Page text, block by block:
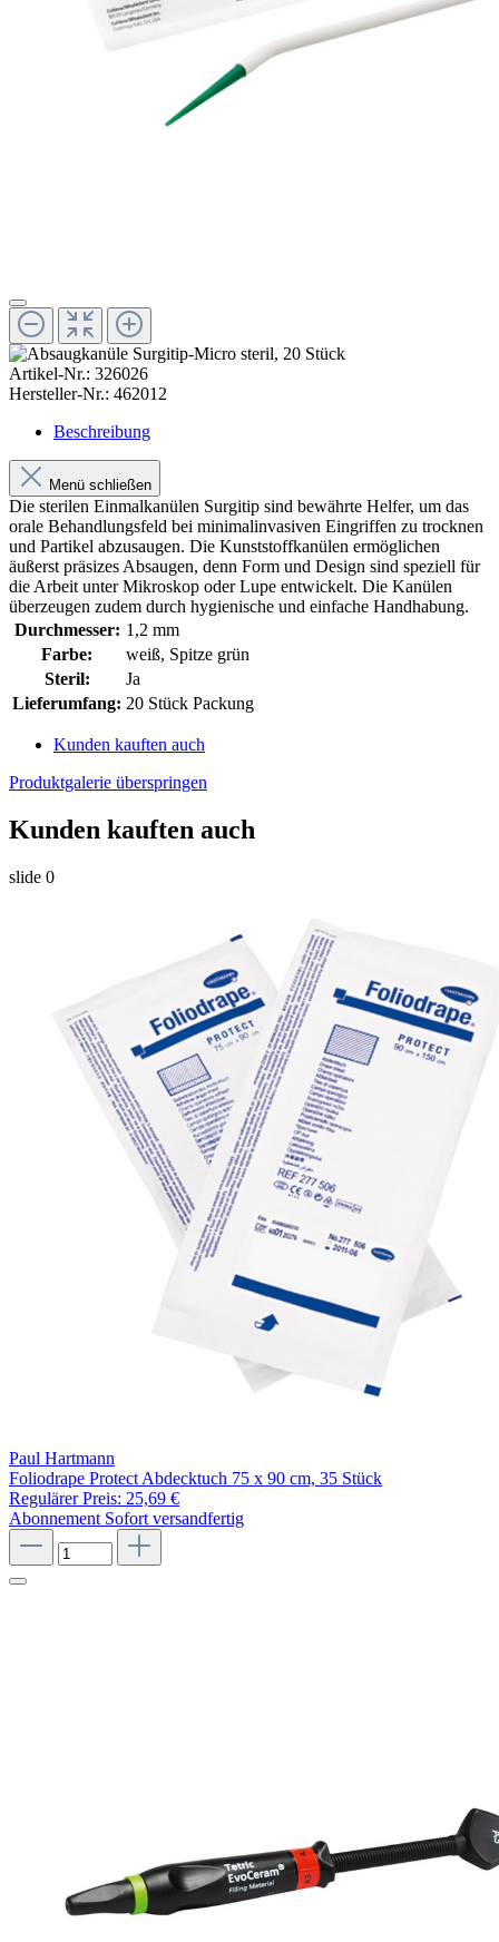
Artikel-Nr.: 326026
Hersteller-Nr.: 462012
Beschreibung
Menü schließen
Die sterilen Einmalkanülen Surgitip sind bewährte Helfer, um das
orale Behandlungsfeld bei minimalinvasiven Eingriffen zu trocknen
und Partikel abzusaugen. Die Kunststoffkanülen ermöglichen
äußerst präsizes Absaugen, denn Form und Design sind speziell für
die Arbeit unter Mikroskop oder Lupe entwickelt. Die Kanülen
überzeugen zudem durch hygienische und einfache Handhabung.
Durchmesser: 1,2 mm
Farbe:
weiß, Spitze grün
Steril:
Ja
Lieferumfang: 20 Stück Packung
Kunden kauften auch
Produktgalerie überspringen
Kunden kauften auch
slide 0
Paul Hartmann
Foliodrape Protect Abdecktuch 75 x 90 cm, 35 Stück
Regulärer Preis: 25,69 €
Abonnement Sofort versandfertig